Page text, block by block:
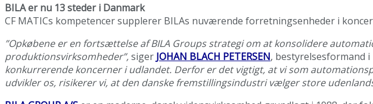
BILA er nu 13 steder i Danmark
CF MATICs kompetencer supplerer BILAs nuværende forretningsenheder i
”Opkøbene er en fortsættelse af BILA Groups strategi om at konsolidere
produktionsvirksomheder”,siger JOHAN BLACH PETERSEN, bestyrelsesformand i
konkurrerende koncerner i udlandet. Derfor er det vigtigt, at vi som
udvikler os, risikerer vi, at den danske fremstillingsindustri vælger store